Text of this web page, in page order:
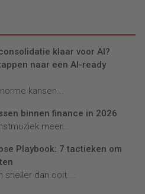
klaar voor AI?
naar een AI-ready
kansen...
binnen finance in 2026
meer...
Playbook: 7 tactieken om
sneller dan ooit....